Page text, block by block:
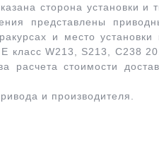
сторона установки и
представлены
и место установки
класс W213, S213, C238
стоимости
и производителя.